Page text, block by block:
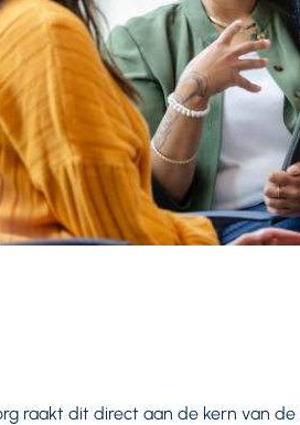
raakt dit direct aan de kern van